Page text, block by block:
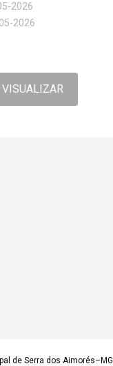
2026
2026
VISUALIZAR
de Serra dos Aimorés–MG